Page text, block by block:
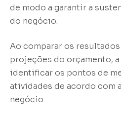
de modo a garantir a
do negócio.
Ao comparar os
projeções do orçamento,
identificar os pontos de
atividades de acordo com
negócio.